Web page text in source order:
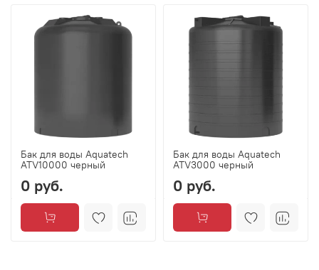
Бак для воды Aquatech
ATV10000 черный
0 руб.
Бак для воды Aquatech
ATV3000 черный
0 руб.